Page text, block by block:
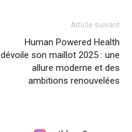
Article suivant
Human Powered Health
dévoile son maillot 2025 : une
allure moderne et des
ambitions renouvelées